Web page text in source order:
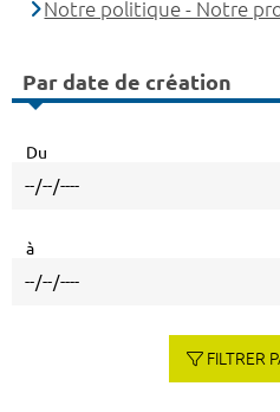
Notre politique - Notre
Par date de création
Du
à
FILTRER